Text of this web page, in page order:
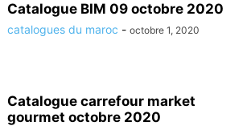
Catalogue BIM 09 octobre 2020
catalogues du maroc - octobre 1, 2020
Catalogue carrefour market
gourmet octobre 2020